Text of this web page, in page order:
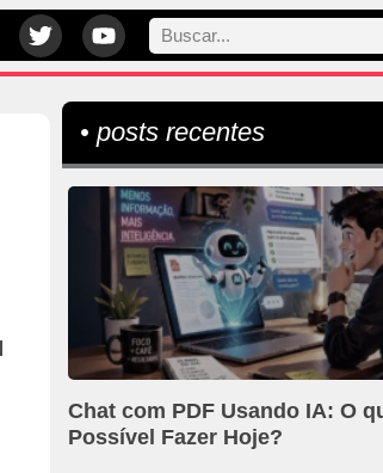
• posts recentes
Chat com PDF Usando IA: O
Possível Fazer Hoje?